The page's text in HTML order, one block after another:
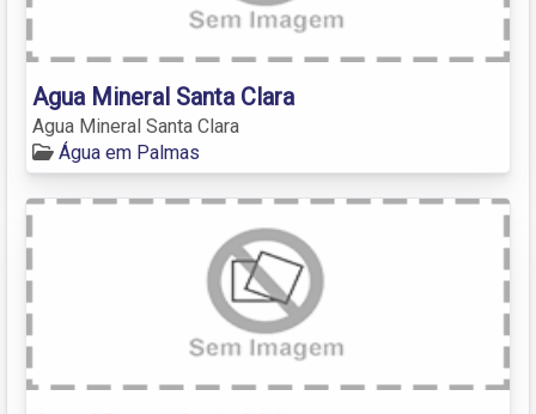
Agua Mineral Santa Clara
Agua Mineral Santa Clara
Água em Palmas